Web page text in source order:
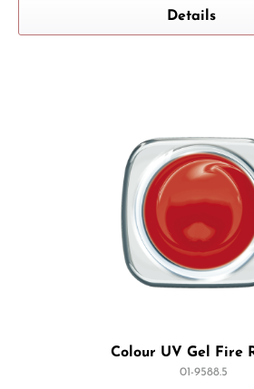
Details
Colour UV Gel Fire
01-9588.5